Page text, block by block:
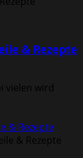
& Rezepte
vielen wird
& Rezepte